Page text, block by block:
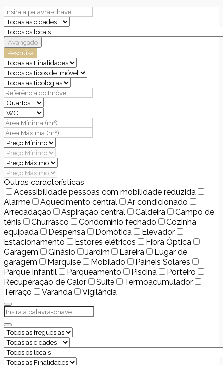
Avançado
Pesquisa
Outras características
Acessibilidade pessoas com mobilidade reduzida
Alarme
Aquecimento central
Ar condicionado
Arrecadação
Aspiração central Caldeira
Campo de
ténis
Churrasco Condomínio fechado
Cozinha
equipada
Despensa Domótica
Elevador
Estacionamento
Estores elétricos
Fibra Óptica
Garagem
Ginásio Jardim Lareira
Lugar de
garagem
Marquise Mobilado
Paíneis Solares
Parque Infantil
Parqueamento Piscina
Porteiro
Recuperação de Calor
Suite
Termoacumulador
Terraço
Varanda Vigilância